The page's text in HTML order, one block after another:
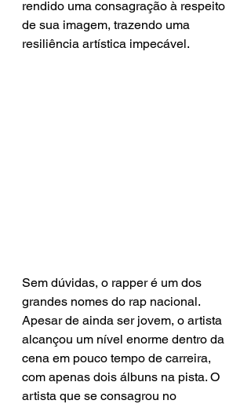
rendido uma consagração à respeito
de sua imagem, trazendo uma
resiliência artística impecável.
Sem dúvidas, o rapper é um dos
grandes nomes do rap nacional.
Apesar de ainda ser jovem, o artista
alcançou um nível enorme dentro da
cena em pouco tempo de carreira,
com apenas dois álbuns na pista. O
artista que se consagrou no